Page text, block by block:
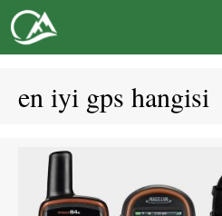
İçeriğe
atla
en iyi gps hangisi